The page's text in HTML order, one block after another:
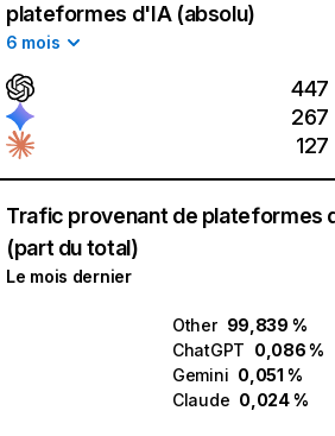
plateformes d'IA (absolu)
6 mois
447
267
127
Trafic provenant de plateformes
(part du total)
Le mois dernier
Other 99,839 %
ChatGPT 0,086 %
Gemini 0,051 %
Claude 0,024 %